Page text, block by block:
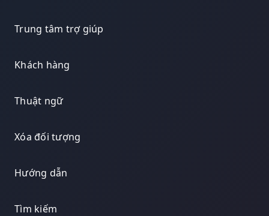
Trung tâm trợ giúp
Khách hàng
Thuật ngữ
Xóa đối tượng
Hướng dẫn
Tìm kiếm